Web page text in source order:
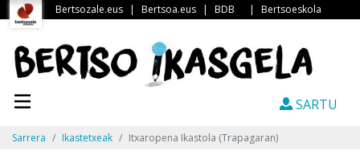
Bertsozale.eus | Bertsoa.eus | BDB | Bertsoeskola
SARTU
Sarrera Ikastetxeak Itxaropena Ikastola (Trapagaran)